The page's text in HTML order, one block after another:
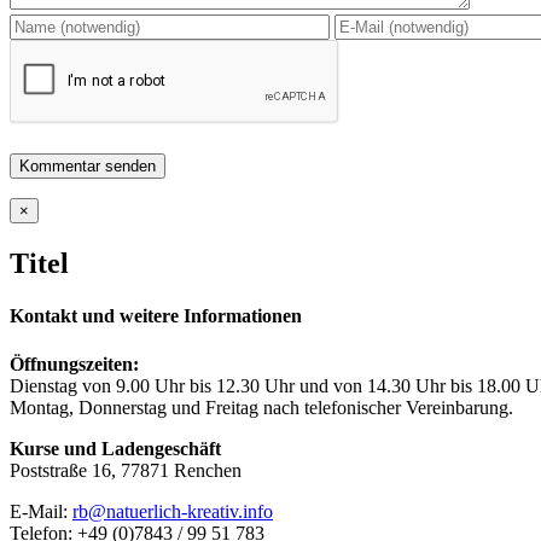
Close
product
view
×
Titel
Kontakt und weitere Informationen
Öffnungszeiten:
Dienstag von 9.00 Uhr bis 12.30 Uhr und von 14.30 Uhr bis 18.00
Montag, Donnerstag und Freitag nach telefonischer Vereinbarung.
Kurse und Ladengeschäft
Poststraße 16, 77871 Renchen
E-Mail: rb@natuerlich-kreativ.info
Telefon: +49 (0)7843 / 99 51 783